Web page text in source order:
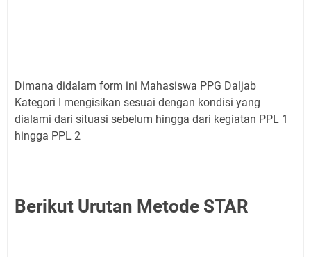
Dimana didalam form ini Mahasiswa PPG Daljab
Kategori I mengisikan sesuai dengan kondisi yang
dialami dari situasi sebelum hingga dari kegiatan PPL 1
hingga PPL 2
Berikut Urutan Metode STAR